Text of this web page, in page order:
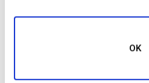
OK
¿Hay estadísticas que necesites
contenidos sonoros o visuales?